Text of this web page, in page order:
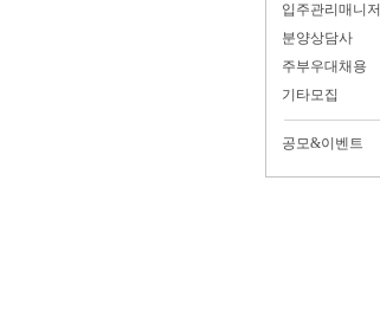
입주관리매니저
분양상담사
주부우대채용
기타모집
공모&이벤트